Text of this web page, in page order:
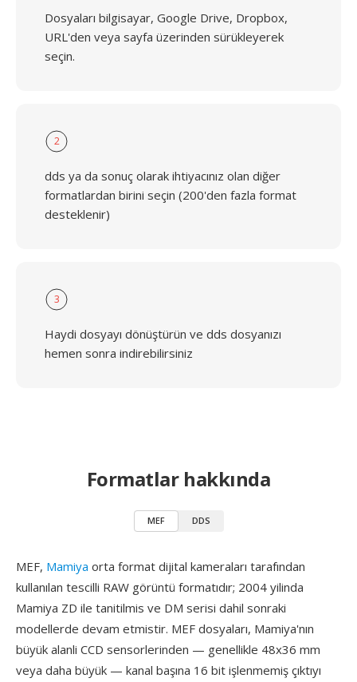
Dosyaları bilgisayar, Google Drive, Dropbox,
URL'den veya sayfa üzerinden sürükleyerek
seçin.
2
dds ya da sonuç olarak ihtiyacınız olan diğer
formatlardan birini seçin (200'den fazla format
desteklenir)
3
Haydi dosyayı dönüştürün ve dds dosyanızı
hemen sonra indirebilirsiniz
Formatlar hakkında
MEF DDS
MEF, Mamiya orta format dijital kameraları tarafından
kullanılan tescilli RAW görüntü formatıdır; 2004 yilinda
Mamiya ZD ile tanitilmis ve DM serisi dahil sonraki
modellerde devam etmistir. MEF dosyaları, Mamiya'nın
büyük alanli CCD sensorlerinden — genellikle 48x36 mm
veya daha büyük — kanal başına 16 bit işlenmemiş çıktıyı